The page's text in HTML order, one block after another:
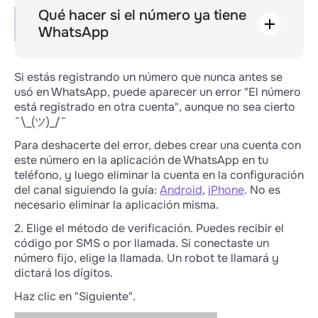
2. Espera a que finalice la conexión de la
cuenta → haz clic en "Finalizar".
Qué hacer si el número ya tiene
WhatsApp
mientras agregas el canal
1. Elimina el número desde el que te
comunicas con clientes de la aplicación en tu
teléfono:
Android ,iPhone.
O cambia el número para esta cuenta:
Android,iPhone
Si simplemente eliminas la aplicación
de WhatsApp con el número
conectado, no podrás registrar ese
número en WABA. Debes eliminar el
número en la configuración del canal.
Si estás registrando un número que nunca antes se
usó en WhatsApp, puede aparecer un error "El número
está registrado en otra cuenta", aunque no sea cierto
¯\_(ツ)_/¯
Para deshacerte del error, debes crear una cuenta con
este número en la aplicación de WhatsApp en tu
teléfono, y luego eliminar la cuenta en la configuración
del canal siguiendo la guía: Android, iPhone. No es
necesario eliminar la aplicación misma.
2. Elige el método de verificación. Puedes recibir el
código por SMS o por llamada. Si conectaste un
número fijo, elige la llamada. Un robot te llamará y
dictará los dígitos.
Haz clic en "Siguiente".